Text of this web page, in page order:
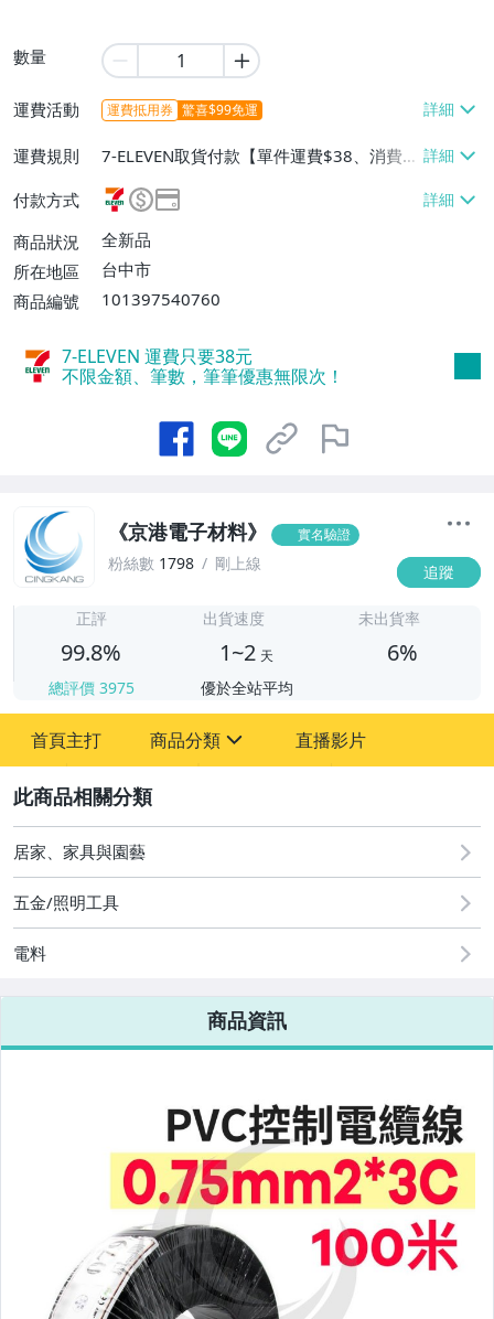
數量
運費活動 運費抵用券 驚喜$99免運
運費規則
7-ELEVEN取貨付款【單件運費$38、消費滿
$3000免運費】、7-ELEVEN取貨不付款
【單件運費$38、消費滿$3000免運費】、
宅配/貨運【單件運費$120、消費滿$3000
免運費】、面交/自取/不寄送【免運費】
付款方式
商品狀況
全新品
所在地區
台中市
商品編號
101397540760
7-ELEVEN 運費只要38元
不限金額、筆數，筆筆優惠無限次！
《京港電子材料》 實名驗證
粉絲數 1798 剛上線 追蹤
正評
99.8%
總評價 3975
出貨速度
1~2 天
優於全站平均
未出貨率
6%
首頁主打 商品分類
圖書/影音/文具
手機、配件與通訊
居家、家具與園藝
直播影片
居家、家具與園藝
五金/照明工具
電料
商品資訊